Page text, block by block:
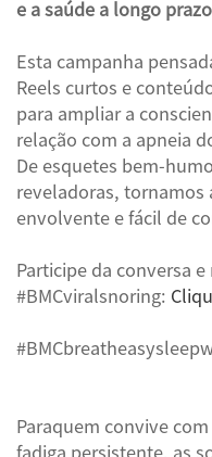
e a saúde a longo
Esta campanha
Reels curtos e
para ampliar a
relação com a apneia
De esquetes bem-
reveladoras, tornamos
envolvente e fácil de
Participe da conversa
#BMCviralsnoring:
Paraquem convive
fadiga persistente, as